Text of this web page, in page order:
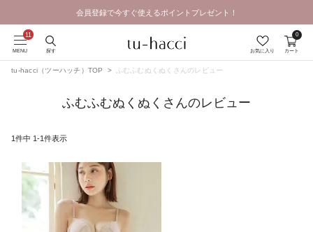
会員登録で今すぐ使えるポイントプレゼント！
MENU 探す お気に入り カート
0
tu-hacci（ツーハッチ）TOP ふむふむぬくぬくさんのレビュー
ふむふむぬくぬくさんのレビュー
1件中 1-1件表示